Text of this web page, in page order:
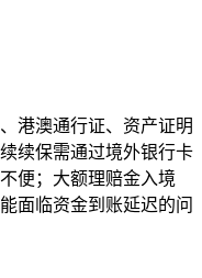
港澳通行证、资产证明
续保需通过境外银行卡
便；大额理赔金入境
面临资金到账延迟的问